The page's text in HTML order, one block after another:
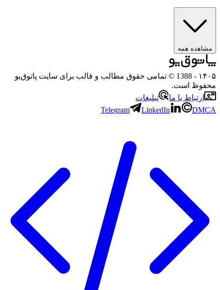
مشاهده همه
۱۴۰۵
- 1388 © تمامی حقوق مطالب و قالب برای سایت پاتوق‌یو
محفوظ است.
ارتباط با ما
تبلیغات
Telegram
LinkedIn DMCA